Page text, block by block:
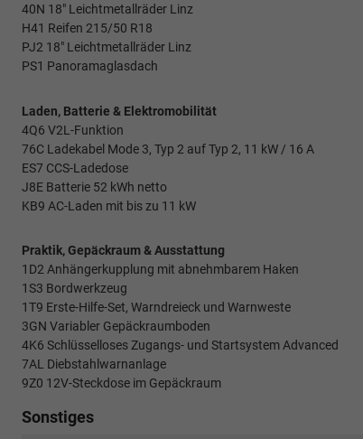
40N 18" Leichtmetallräder Linz
H41 Reifen 215/50 R18
PJ2 18" Leichtmetallräder Linz
PS1 Panoramaglasdach
Laden, Batterie & Elektromobilität
4Q6 V2L-Funktion
76C Ladekabel Mode 3, Typ 2 auf Typ 2, 11 kW / 16 A
ES7 CCS-Ladedose
J8E Batterie 52 kWh netto
KB9 AC-Laden mit bis zu 11 kW
Praktik, Gepäckraum & Ausstattung
1D2 Anhängerkupplung mit abnehmbarem Haken
1S3 Bordwerkzeug
1T9 Erste-Hilfe-Set, Warndreieck und Warnweste
3GN Variabler Gepäckraumboden
4K6 Schlüsselloses Zugangs- und Startsystem Advanced
7AL Diebstahlwarnanlage
9Z0 12V-Steckdose im Gepäckraum
Sonstiges